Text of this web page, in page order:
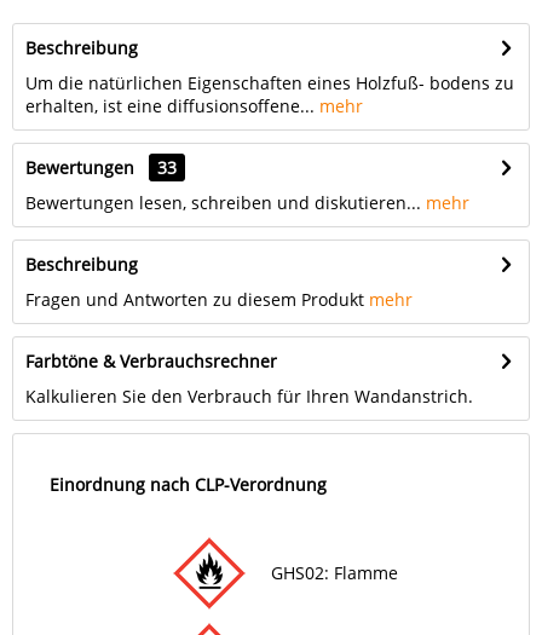
Beschreibung
Um die natürlichen Eigenschaften eines Holzfuß- bodens zu
erhalten, ist eine diffusionsoffene... mehr
Bewertungen
33
Bewertungen lesen, schreiben und diskutieren... mehr
Beschreibung
Fragen und Antworten zu diesem Produkt mehr
Farbtöne & Verbrauchsrechner
Kalkulieren Sie den Verbrauch für Ihren Wandanstrich.
Einordnung nach CLP-Verordnung
GHS02: Flamme